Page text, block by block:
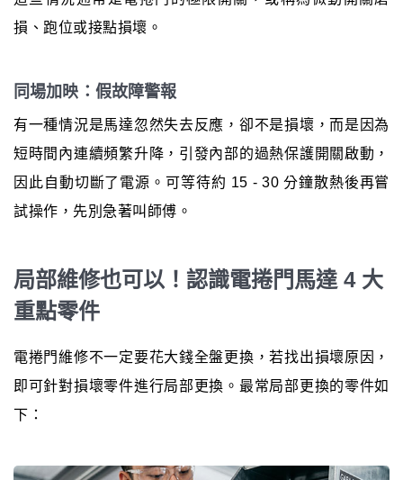
損、跑位或接點損壞。
同場加映：假故障警報
有一種情況是馬達忽然失去反應，卻不是損壞，而是因為
短時間內連續頻繁升降，引發內部的過熱保護開關啟動，
因此自動切斷了電源。可等待約 15 - 30 分鐘散熱後再嘗
試操作，先別急著叫師傅。
局部維修也可以！認識電捲門馬達 4 大
重點零件
電捲門維修不一定要花大錢全盤更換，若找出損壞原因，
即可針對損壞零件進行局部更換。最常局部更換的零件如
下：